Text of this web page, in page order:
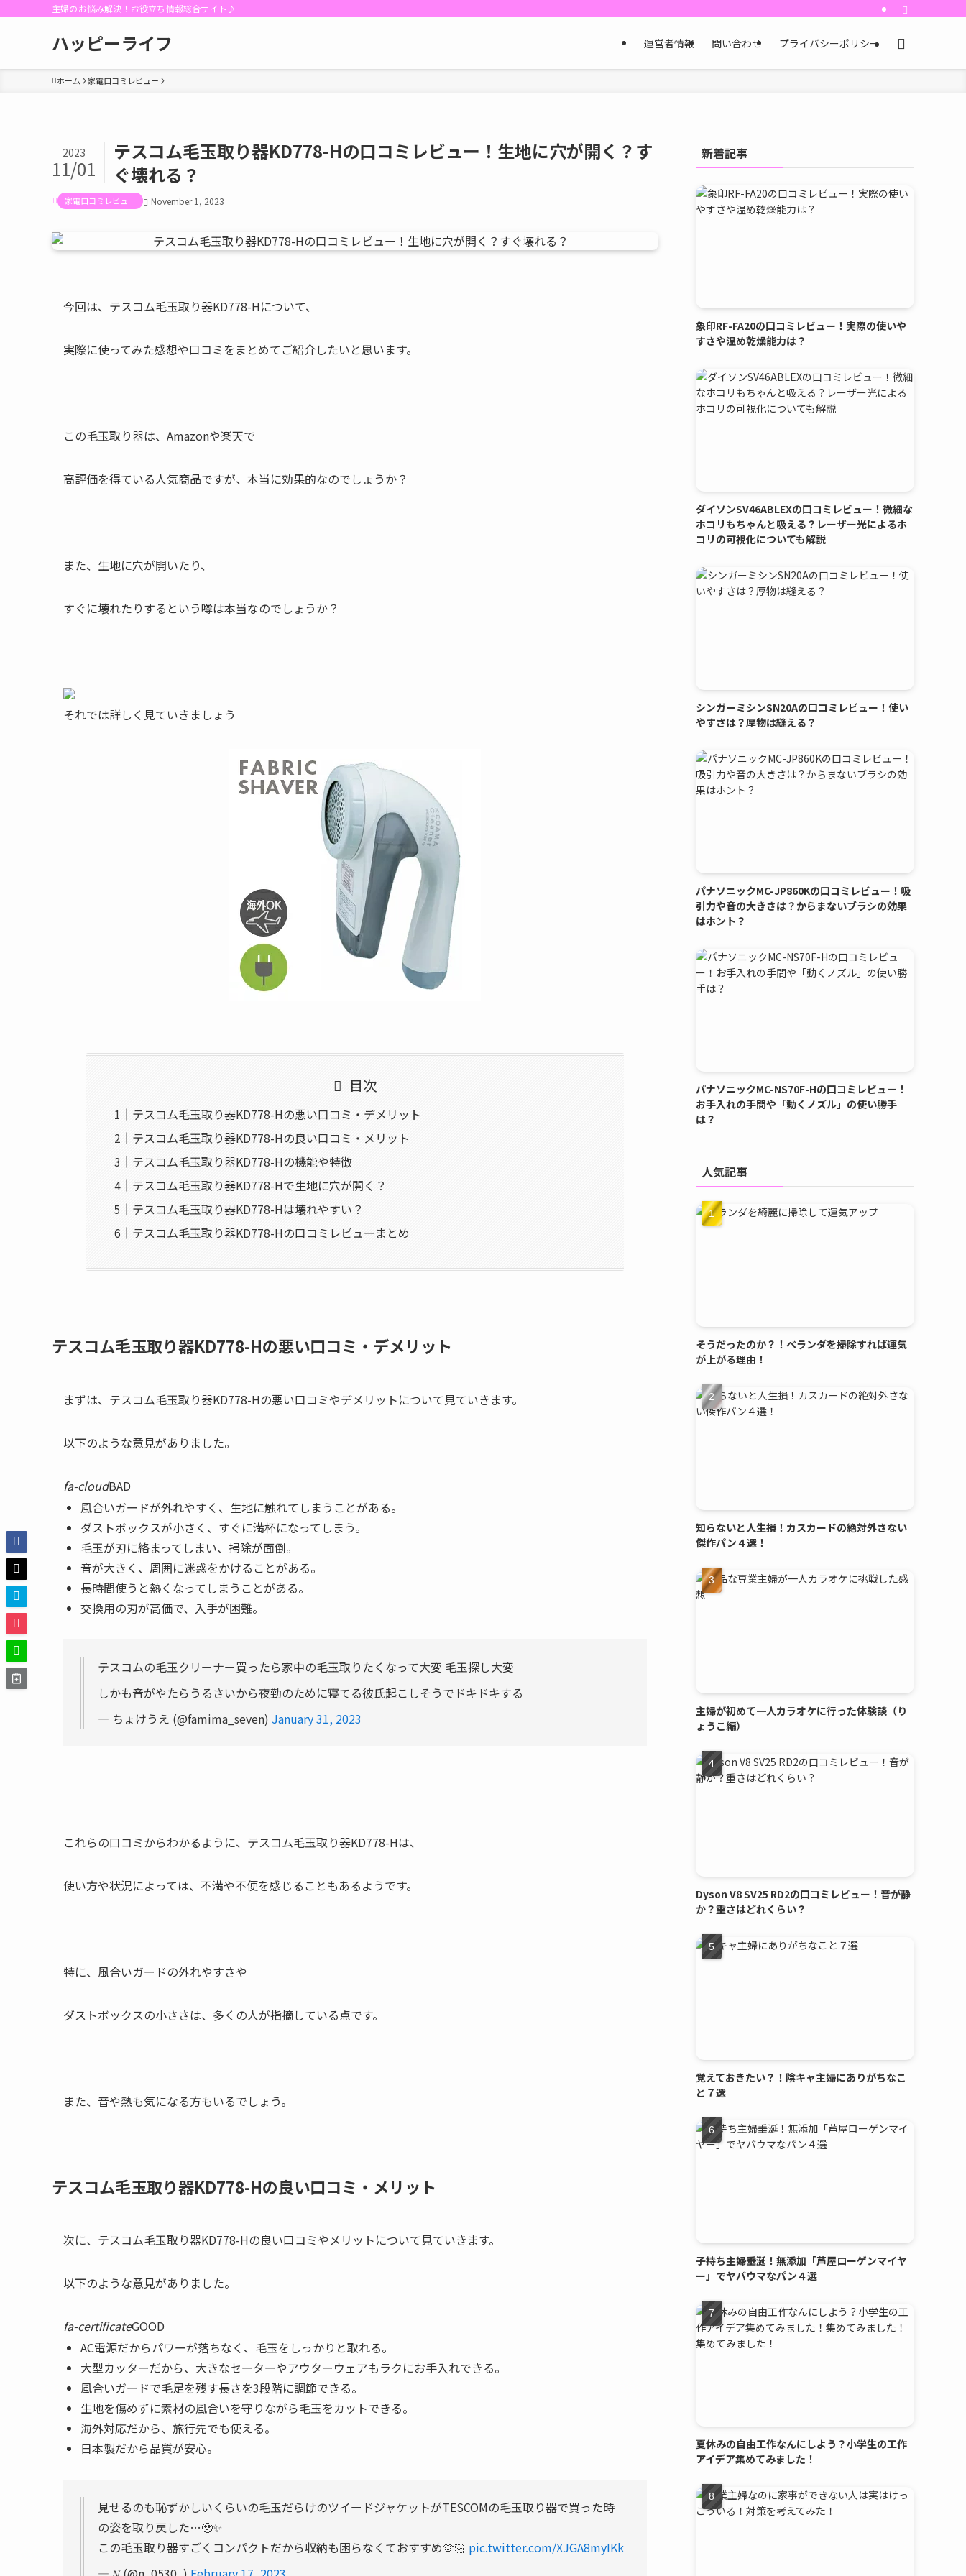
主婦のお悩み解決！お役立ち情報総合サイト♪
ハッピーライフ 運営者情報 問い合わせ プライバシーポリシー
ホーム 家電口コミレビュー
テスコム毛玉取り器KD778-Hの口コミレビュー！生地に穴が開く？す
ぐ壊れる？
2023
11/01
家電口コミレビュー November 1, 2023
今回は、テスコム毛玉取り器KD778-Hについて、
実際に使ってみた感想や口コミをまとめてご紹介したいと思います。
この毛玉取り器は、Amazonや楽天で
高評価を得ている人気商品ですが、本当に効果的なのでしょうか？
また、生地に穴が開いたり、
すぐに壊れたりするという噂は本当なのでしょうか？
それでは詳しく見ていきましょう
目次
テスコム毛玉取り器KD778-Hの悪い口コミ・デメリット
テスコム毛玉取り器KD778-Hの良い口コミ・メリット
テスコム毛玉取り器KD778-Hの機能や特徴
テスコム毛玉取り器KD778-Hで生地に穴が開く？
テスコム毛玉取り器KD778-Hは壊れやすい？
テスコム毛玉取り器KD778-Hの口コミレビューまとめ
テスコム毛玉取り器KD778-Hの悪い口コミ・デメリット
まずは、テスコム毛玉取り器KD778-Hの悪い口コミやデメリットについて見ていきます。
以下のような意見がありました。
fa-cloudBAD
風合いガードが外れやすく、生地に触れてしまうことがある。
ダストボックスが小さく、すぐに満杯になってしまう。
毛玉が刃に絡まってしまい、掃除が面倒。
音が大きく、周囲に迷惑をかけることがある。
長時間使うと熱くなってしまうことがある。
交換用の刃が高価で、入手が困難。
テスコムの毛玉クリーナー買ったら家中の毛玉取りたくなって大変 毛玉探し大変
しかも音がやたらうるさいから夜勤のために寝てる彼氏起こしそうでドキドキする
— ちょけうえ (@famima_seven) January 31, 2023
これらの口コミからわかるように、テスコム毛玉取り器KD778-Hは、
使い方や状況によっては、不満や不便を感じることもあるようです。
特に、風合いガードの外れやすさや
ダストボックスの小ささは、多くの人が指摘している点です。
また、音や熱も気になる方もいるでしょう。
テスコム毛玉取り器KD778-Hの良い口コミ・メリット
次に、テスコム毛玉取り器KD778-Hの良い口コミやメリットについて見ていきます。
以下のような意見がありました。
fa-certificateGOOD
AC電源だからパワーが落ちなく、毛玉をしっかりと取れる。
大型カッターだから、大きなセーターやアウターウェアもラクにお手入れできる。
風合いガードで毛足を残す長さを3段階に調節できる。
生地を傷めずに素材の風合いを守りながら毛玉をカットできる。
海外対応だから、旅行先でも使える。
日本製だから品質が安心。
見せるのも恥ずかしいくらいの毛玉だらけのツイードジャケットがTESCOMの毛玉取り器で買った時
の姿を取り戻した…🥹✨
この毛玉取り器すごくコンパクトだから収納も困らなくておすすめ🫶🏻 pic.twitter.com/XJGA8myIKk
新着記事
象印RF-FA20の口コミレビュー！実際の使いや
すさや温め乾燥能力は？
ダイソンSV46ABLEXの口コミレビュー！微細な
ホコリもちゃんと吸える？レーザー光によるホ
コリの可視化についても解説
シンガーミシンSN20Aの口コミレビュー！使い
やすさは？厚物は縫える？
パナソニックMC-JP860Kの口コミレビュー！吸
引力や音の大きさは？からまないブラシの効果
はホント？
パナソニックMC-NS70F-Hの口コミレビュー！
お手入れの手間や「動くノズル」の使い勝手
は？
人気記事
そうだったのか？！ベランダを掃除すれば運気
が上がる理由！
知らないと人生損！カスカードの絶対外さない
傑作パン４選！
主婦が初めて一人カラオケに行った体験談（り
ょうこ編）
Dyson V8 SV25 RD2の口コミレビュー！音が静
か？重さはどれくらい？
覚えておきたい？！陰キャ主婦にありがちなこ
と７選
子持ち主婦垂涎！無添加「芦屋ローゲンマイヤ
ー」でヤバウマなパン４選
夏休みの自由工作なんにしよう？小学生の工作
アイデア集めてみました！